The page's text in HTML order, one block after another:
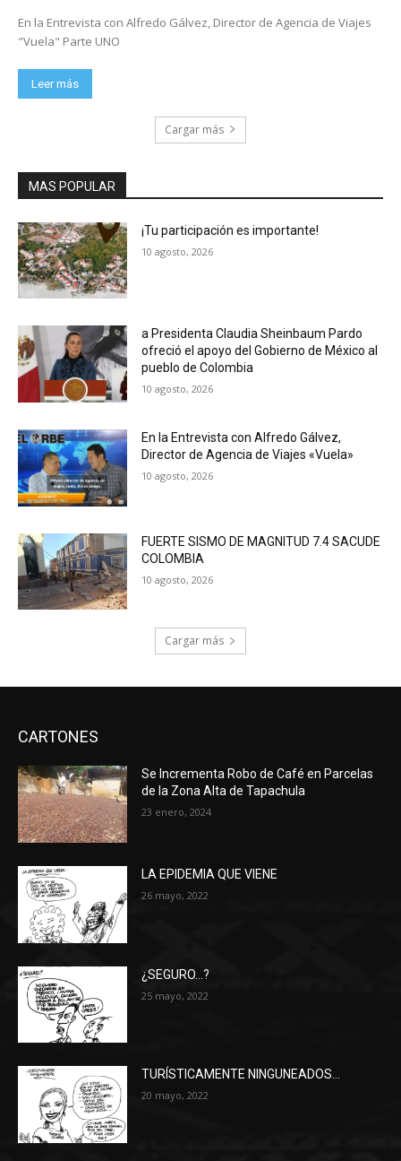
En la Entrevista con Alfredo Gálvez, Director de Agencia de Viajes
"Vuela" Parte UNO
Leer más
Cargar más
MAS POPULAR
¡Tu participación es importante!
10 agosto, 2026
a Presidenta Claudia Sheinbaum Pardo
ofreció el apoyo del Gobierno de México al
pueblo de Colombia
10 agosto, 2026
En la Entrevista con Alfredo Gálvez,
Director de Agencia de Viajes «Vuela»
10 agosto, 2026
FUERTE SISMO DE MAGNITUD 7.4 SACUDE
COLOMBIA
10 agosto, 2026
Cargar más
CARTONES
Se Incrementa Robo de Café en Parcelas
de la Zona Alta de Tapachula
23 enero, 2024
LA EPIDEMIA QUE VIENE
26 mayo, 2022
¿SEGURO…?
25 mayo, 2022
TURÍSTICAMENTE NINGUNEADOS…
20 mayo, 2022